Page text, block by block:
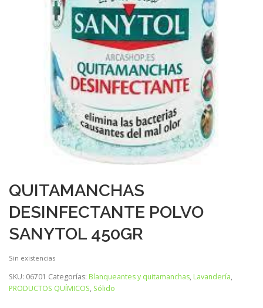
QUITAMANCHAS
DESINFECTANTE POLVO
SANYTOL 450GR
Sin existencias
SKU: 06701 Categorías: Blanqueantes y quitamanchas, Lavandería,
PRODUCTOS QUÍMICOS, Sólido